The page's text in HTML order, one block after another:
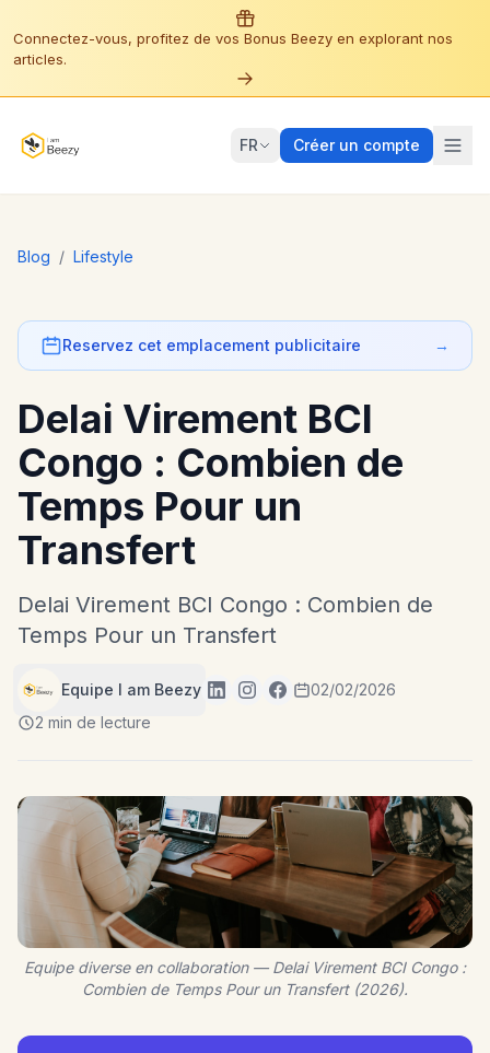
Connectez-vous, profitez de vos Bonus Beezy en explorant nos
articles.
FR Créer un compte
Blog / Lifestyle
Reservez cet emplacement publicitaire →
Delai Virement BCI
Congo : Combien de
Temps Pour un
Transfert
Delai Virement BCI Congo : Combien de
Temps Pour un Transfert
Equipe I am Beezy
02/02/2026
2 min de lecture
Equipe diverse en collaboration — Delai Virement BCI Congo :
Combien de Temps Pour un Transfert (2026).